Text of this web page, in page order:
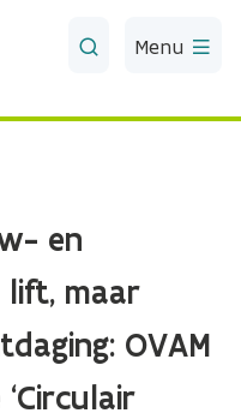
Menu
en
lift, maar
OVAM